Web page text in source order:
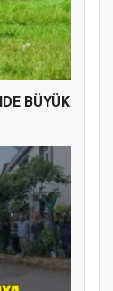
BÜYÜK